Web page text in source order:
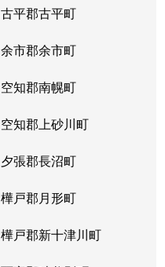
古平郡古平町
余市郡余市町
空知郡南幌町
空知郡上砂川町
夕張郡長沼町
樺戸郡月形町
樺戸郡新十津川町